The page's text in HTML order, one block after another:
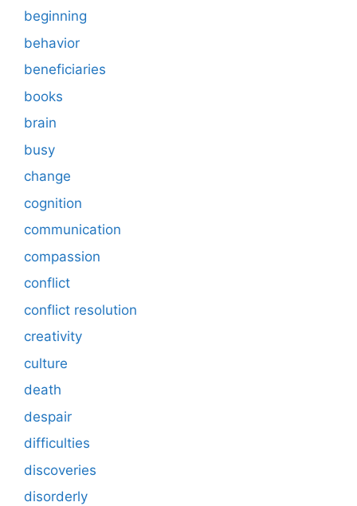
beginning
behavior
beneficiaries
books
brain
busy
change
cognition
communication
compassion
conflict
conflict resolution
creativity
culture
death
despair
difficulties
discoveries
disorderly